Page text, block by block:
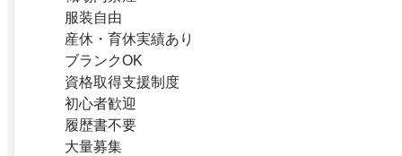
服装自由
産休・育休実績あり
ブランクOK
資格取得支援制度
初心者歓迎
履歴書不要
大量募集